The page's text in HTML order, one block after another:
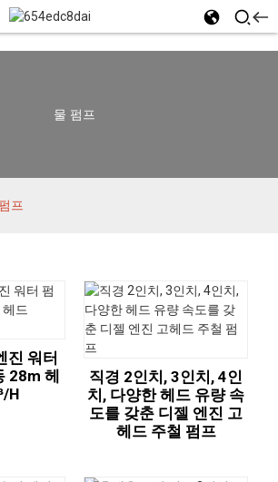
물 펌프
프
진 워터
28m 헤
h
직경 2인치, 3인치, 4인
치, 다양한 헤드 유량 속
도를 갖춘 디젤 엔진 고
헤드 주철 펌프